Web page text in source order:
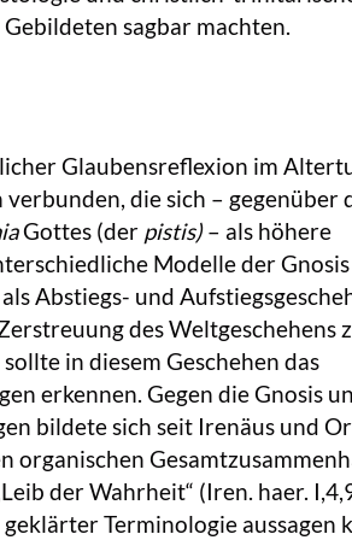
sagbar machten.
Glaubensreflexion im
die sich – gegenüber
Gottes (der pistis)– als höhere
Modelle der Gnosis
Abstiegs- und
des Weltgeschehens
in diesem Geschehen das
erkennen. Gegen die Gnosis
bildete sich seit Irenäus und
organischen
der Wahrheit“ (Iren. haer.
Terminologie aussagen